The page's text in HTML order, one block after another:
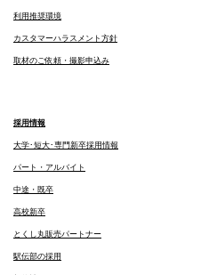
利用推奨環境
カスタマーハラスメント方針
取材のご依頼・撮影申込み
採用情報
大学･短大･専門新卒採用情報
パート・アルバイト
中途・既卒
高校新卒
とくし丸販売パートナー
駅伝部の採用